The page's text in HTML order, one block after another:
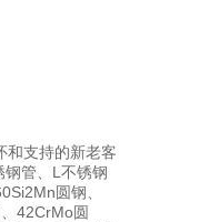
支持的新老客
钢管、L不锈钢
圆钢、
42CrMo圆